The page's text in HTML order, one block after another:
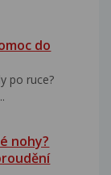
do
po ruce?
nohy?